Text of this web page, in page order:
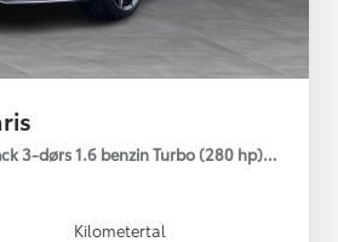
3-dørs 1.6 benzin Turbo (280 hp) Aut.
Kilometertal